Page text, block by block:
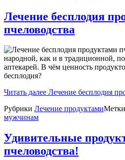
Лечение бесплодия
пчеловодства
народной, как и в традиционной,
аптекарей. В чём ценность
бесплодия?
Читать далее Лечение бесплодия
Рубрики Лечение продуктамиМетки
мужчинам
Удивительные
пчеловодства!